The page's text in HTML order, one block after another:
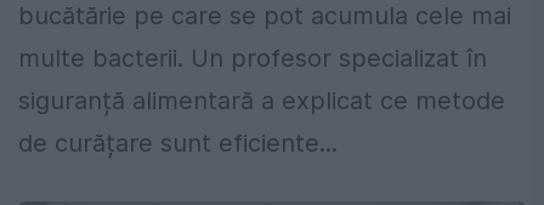
bucătărie pe care se pot acumula cele mai
multe bacterii. Un profesor specializat în
siguranță alimentară a explicat ce metode
de curățare sunt eficiente...